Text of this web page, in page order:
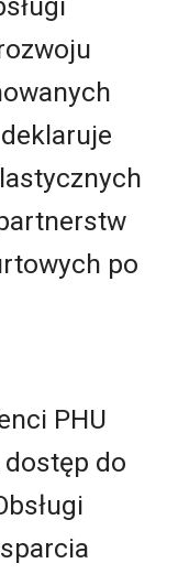
po
PHU
do